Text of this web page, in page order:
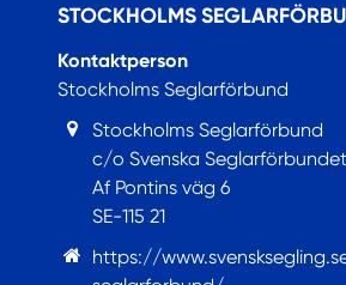
STOCKHOLMS
Kontaktperson
Stockholms Seglarförbund
Stockholms Seglarförbund
c/o Svenska Seglarförbundet
Af Pontins väg 6
SE-115 21
https://